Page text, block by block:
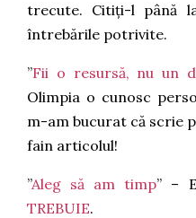
trecute. Citiți-l până
întrebările potrivite.
”Fii o resursă, nu un
Olimpia o cunosc
m-am bucurat că scrie
fain articolul!
”Aleg să am timp” –
TREBUIE.